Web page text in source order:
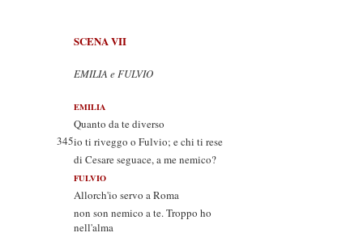
SCENA VII
EMILIA e FULVIO
EMILIA
Quanto da te diverso
345io ti riveggo o Fulvio; e chi ti rese
di Cesare seguace, a me nemico?
FULVIO
Allorch'io servo a Roma
non son nemico a te. Troppo ho
nell'alma